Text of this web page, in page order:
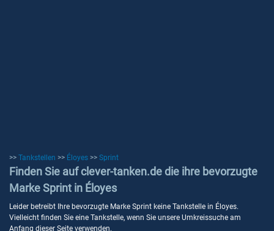
>> Tankstellen >> Éloyes >> Sprint
Finden Sie auf clever-tanken.de die ihre bevorzugte
Marke Sprint in Éloyes
Leider betreibt Ihre bevorzugte Marke Sprint keine Tankstelle in Éloyes.
Vielleicht finden Sie eine Tankstelle, wenn Sie unsere Umkreissuche am
Anfang dieser Seite verwenden.